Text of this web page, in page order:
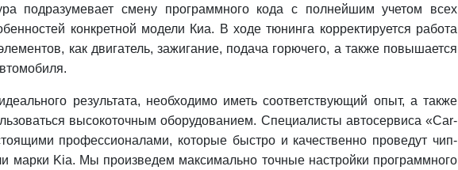
подразумевает смену программного кода с полнейшим учетом всех
конкретной модели Киа. В ходе тюнинга корректируется работа
как двигатель, зажигание, подача горючего, а также повышается
результата, необходимо иметь соответствующий опыт, а также
высокоточным оборудованием. Специалисты автосервиса «Car-
профессионалами, которые быстро и качественно проведут чип-
марки Kia. Мы произведем максимально точные настройки программного